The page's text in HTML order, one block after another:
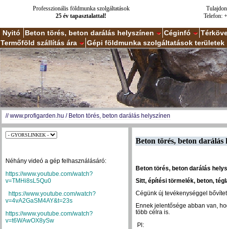
Professzionális földmunka szolgáltatások
25 év tapasztalattal!
Telefon:
Nyitó Beton törés, beton darálás helyszínen Céginfó
Termőföld szállítás ára
Gépi földmunka szolgáltatások területek
//www.profigarden.hu / Beton törés, beton darálás helyszínen
Néhány videó a gép felhasználásáró:
https://www.youtube.com/watch?
v=TMHi8sL5Qu0
https://www.youtube.com/watch?
v=4vA2GaSM4AY&t=23s
https://www.youtube.com/watch?
v=t6WAwOX8ySw
Beton törés, beton darálás
Beton törés, beton darálás
Sitt, építési törmelék, beton,
Cégünk új tevékenységgel
Ennek jelentősége abban van,
több célra is.
Pl: